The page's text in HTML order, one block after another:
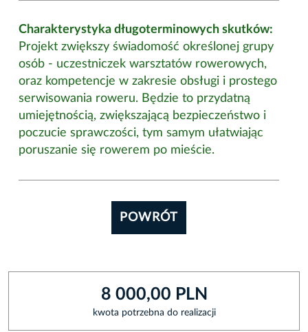
Charakterystyka długoterminowych skutków:
Projekt zwiększy świadomość określonej grupy
osób - uczestniczek warsztatów rowerowych,
oraz kompetencje w zakresie obsługi i prostego
serwisowania roweru. Będzie to przydatną
umiejętnością, zwiększającą bezpieczeństwo i
poczucie sprawczości, tym samym ułatwiając
poruszanie się rowerem po mieście.
POWRÓT
8 000,00 PLN
kwota potrzebna do realizacji